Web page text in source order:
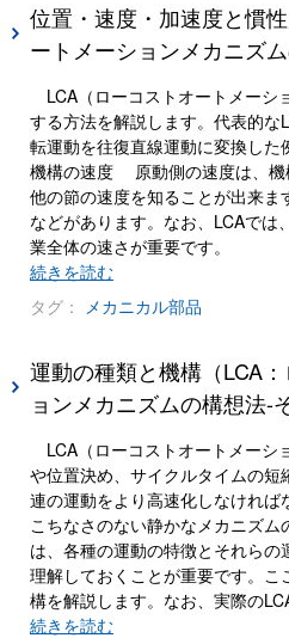
位置・速度・加速度と慣
ートメーションメカニズ
LCA（ローコストオートメーシ
する方法を解説します。代表的な
転運動を往復直線運動に変換した
機構の速度 原動側の速度は、機
他の節の速度を知ることが出来
などがあります。なお、LCAでは
業全体の速さが重要です。
続きを読む
タグ： メカニカル部品
運動の種類と機構（LCA
ョンメカニズムの構想法-
LCA（ローコストオートメーシ
や位置決め、サイクルタイムの
連の運動をより高速化しなけれ
こちなさのない静かなメカニズ
は、各種の運動の特徴とそれら
理解しておくことが重要です。
構を解説します。なお、実際の
続きを読む